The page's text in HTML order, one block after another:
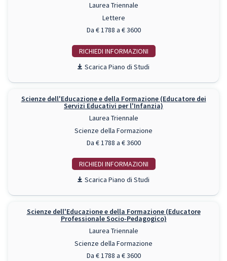
Laurea Triennale
Lettere
Da € 1788 a € 3600
RICHIEDI INFO
Piano di Studi
Scienze dell'Educazione e della Formazione (Educatore dei
Servizi Educativi per l'Infanzia)
Laurea Triennale
Scienze della Formazione
Da € 1788 a € 3600
RICHIEDI INFO
Piano di Studi
Scienze dell'Educazione e della Formazione (Educatore
Professionale Socio-Pedagogico)
Laurea Triennale
Scienze della Formazione
Da € 1788 a € 3600